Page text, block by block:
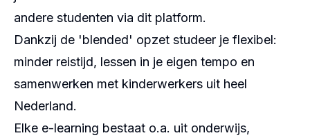
andere studenten via dit platform.
Dankzij de 'blended' opzet studeer je flexibel:
minder reistijd, lessen in je eigen tempo en
samenwerken met kinderwerkers uit heel
Nederland.
Elke e-learning bestaat o.a. uit onderwijs,